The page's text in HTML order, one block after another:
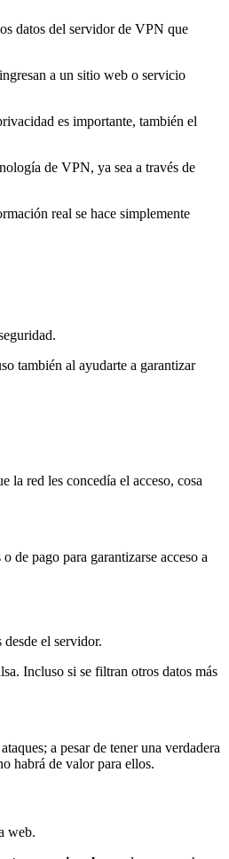
datos del servidor de VPN que
a un sitio web o servicio
es importante, también el
de VPN, ya sea a través de
real se hace simplemente
también al ayudarte a garantizar
la red les concedía el acceso, cosa
de pago para garantizarse acceso a
el servidor.
Incluso si se filtran otros datos más
a pesar de tener una verdadera
habrá de valor para ellos.
web.